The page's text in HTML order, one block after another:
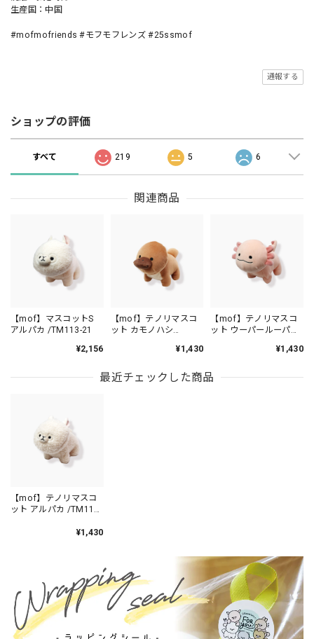
生産国：中国
#mofmofriends #モフモフレンズ #25ssmof
通報する
ショップの評価
すべて 219 5 6
関連商品
【mof】マスコットS
アルパカ /TM113-21
¥2,156
【mof】テノリマスコ
ット カモノハシ
¥1,430
【mof】テノリマスコ
ット ウーパールーパー
¥1,430
最近チェックした商品
【mof】テノリマスコ
ット アルパカ /TM111-
¥1,430